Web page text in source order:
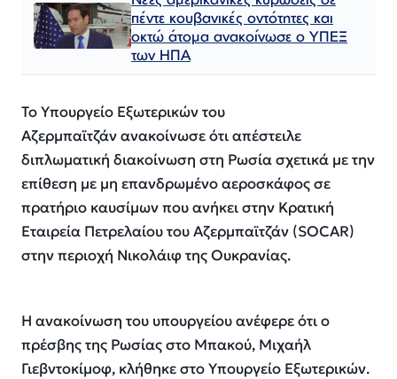
πέντε κουβανικές οντότητες και
οκτώ άτομα ανακοίνωσε ο ΥΠΕΞ
των ΗΠΑ
Το Υπουργείο Εξωτερικών του
Αζερμπαϊτζάν ανακοίνωσεότι απέστειλε
διπλωματική διακοίνωση στη Ρωσία σχετικά με την
επίθεση με μη επανδρωμένο αεροσκάφος σε
πρατήριο καυσίμων που ανήκει στην Κρατική
Εταιρεία Πετρελαίου του Αζερμπαϊτζάν (SOCAR)
στην περιοχή Νικολάιφ της Ουκρανίας.
Η ανακοίνωση του υπουργείου ανέφερε ότι ο
πρέσβης της Ρωσίας στο Μπακού, Μιχαήλ
Γιεβντοκίμοφ, κλήθηκε στο Υπουργείο Εξωτερικών.